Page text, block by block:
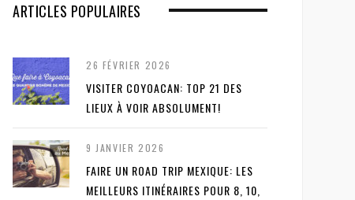
ARTICLES POPULAIRES
26 FÉVRIER 2026
VISITER COYOACAN: TOP 21 DES
LIEUX À VOIR ABSOLUMENT!
9 JANVIER 2026
FAIRE UN ROAD TRIP MEXIQUE: LES
MEILLEURS ITINÉRAIRES POUR 8, 10,